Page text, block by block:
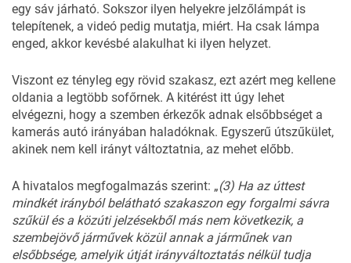
egy sáv járható. Sokszor ilyen helyekre jelzőlámpát is
telepítenek, a videó pedig mutatja, miért. Ha csak lámpa
enged, akkor kevésbé alakulhat ki ilyen helyzet.
Viszont ez tényleg egy rövid szakasz, ezt azért meg kellene
oldania a legtöbb sofőrnek. A kitérést itt úgy lehet
elvégezni, hogy a szemben érkezők adnak elsőbbséget a
kamerás autó irányában haladóknak. Egyszerű útszűkület,
akinek nem kell irányt változtatnia, az mehet előbb.
A hivatalos megfogalmazás szerint: „(3) Ha az úttest
mindkét irányból belátható szakaszon egy forgalmi sávra
szűkül és a közúti jelzésekből más nem következik, a
szembejövő járművek közül annak a járműnek van
elsőbbsége, amelyik útját irányváltoztatás nélkül tudja